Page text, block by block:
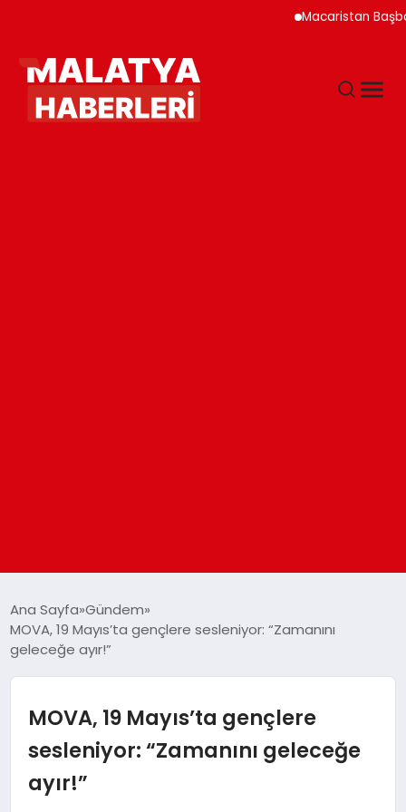
Macaristan Başbakanı
GÜNDEM
DÜNYA
EĞITIM
Ana Sayfa Gündem
MOVA, 19 Mayıs’ta gençlere sesleniyor: “Zamanını
geleceğe ayır!”
MOVA, 19 Mayıs’ta gençlere
sesleniyor: “Zamanını geleceğe
ayır!”